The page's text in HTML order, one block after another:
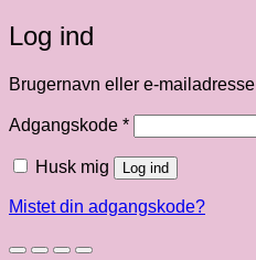
Log ind
Brugernavn eller e-mailadresse
Adgangskode *Påkrævet
Husk mig Log ind
Mistet din adgangskode?